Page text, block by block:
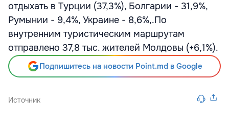
отдыхать в Турции (37,3%), Болгарии - 31,9%,
Румынии - 9,4%, Украине - 8,6%,.По
внутренним туристическим маршрутам
отправлено 37,8 тыс. жителей Молдовы (+6,1%).
Подпишитесь на новости Point.md в Google
Источник